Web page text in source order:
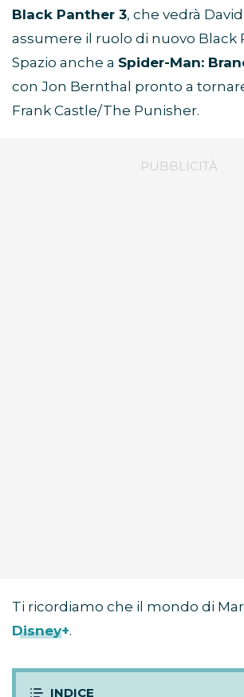
Black Panther 3, che vedrà
assumere il ruolo di nuovo Black
Spazio anche a Spider-Man:
con Jon Bernthal pronto a
Frank Castle/The Punisher.
Ti ricordiamo che il mondo di
Disney+.